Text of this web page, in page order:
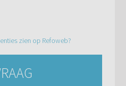
zien op Refoweb?